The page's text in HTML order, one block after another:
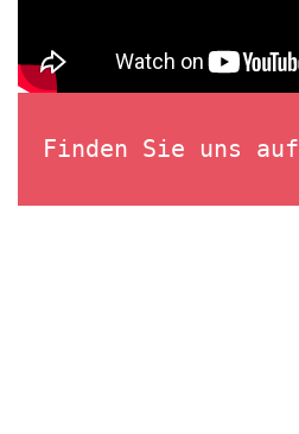
Finden Sie uns auf